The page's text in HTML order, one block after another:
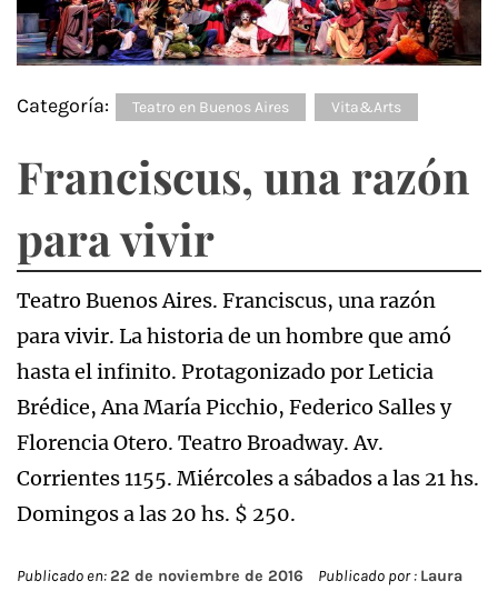
Categoría: Teatro en Buenos Aires Vita&Arts
Franciscus, una razón
para vivir
Teatro Buenos Aires. Franciscus, una razón
para vivir. La historia de un hombre que amó
hasta el infinito. Protagonizado por Leticia
Brédice, Ana María Picchio, Federico Salles y
Florencia Otero. Teatro Broadway. Av.
Corrientes 1155. Miércoles a sábados a las 21 hs.
Domingos a las 20 hs. $ 250.
Publicado en:22 de noviembre de 2016 Publicado por : Laura